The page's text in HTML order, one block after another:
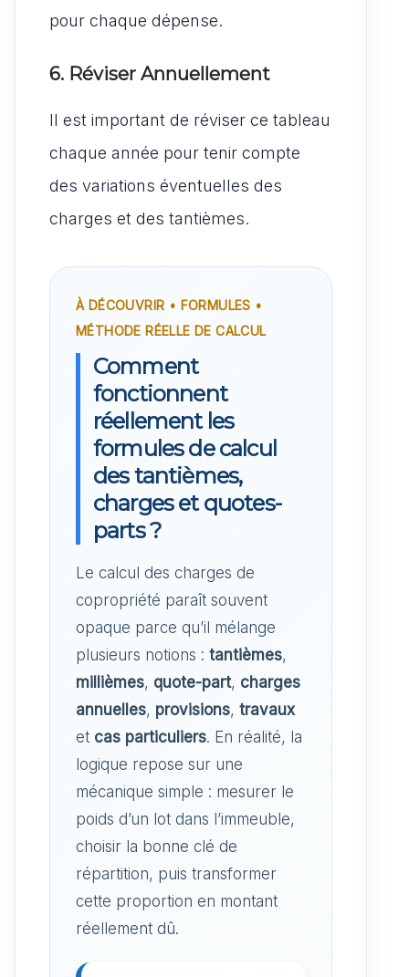
pour chaque dépense.
6. Réviser Annuellement
Il est important de réviser ce tableau
chaque année pour tenir compte
des variations éventuelles des
charges et des tantièmes.
À DÉCOUVRIR • FORMULES •
MÉTHODE RÉELLE DE CALCUL
Comment
fonctionnent
réellement les
formules de calcul
des tantièmes,
charges et quotes-
parts ?
Le calcul des charges de
copropriété paraît souvent
opaque parce qu’il mélange
plusieurs notions : tantièmes,
millièmes, quote-part, charges
annuelles, provisions, travaux
et cas particuliers. En réalité, la
logique repose sur une
mécanique simple : mesurer le
poids d’un lot dans l’immeuble,
choisir la bonne clé de
répartition, puis transformer
cette proportion en montant
réellement dû.